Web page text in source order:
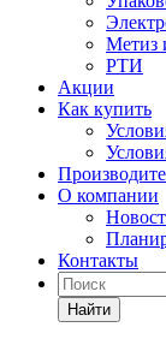
Метиз
РТИ
Акции
Как купить
О компании
Контакты
Найти